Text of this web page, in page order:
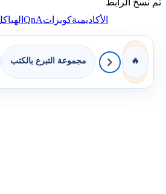
تم نسخ الرابط
الأكاديميةكويزاتQnAالهياكل
🔥 مجموعة التبرع بالكتب